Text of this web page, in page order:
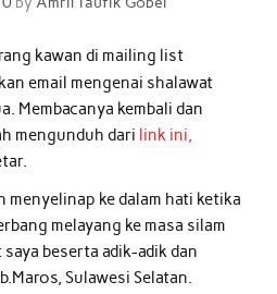
kawan di mailing list
email mengenai shalawat
Membacanya kembali dan
mengunduh dari link ini,
menyelinap ke dalam hati ketika
melayang ke masa silam
beserta adik-adik dan
Sulawesi Selatan.